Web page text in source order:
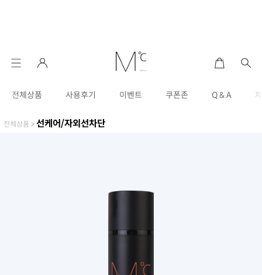
전체상품 사용후기 이벤트 쿠폰존 Q & A
전체상품 > 선케어/자외선차단